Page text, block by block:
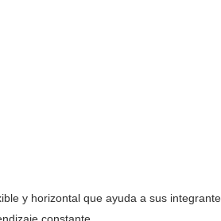
y horizontal que ayuda a sus